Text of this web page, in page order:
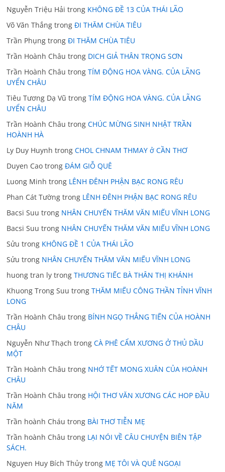
Nguyễn Triệu Hải trong KHÔNG ĐỀ 13 CỦA THÁI LÃO
Võ Văn Thắng trongĐI THĂM CHÙA TIÊU
Trần Phụng trongĐI THĂM CHÙA TIÊU
Trần Hoành Châu trong DICH GIẢ THÂN TRỌNG SƠN
Trần Hoành Châu trongTÍM ĐỘNG HOA VÀNG. CỦA LÃNG
UYỂN CHÂU
Tiêu Tương Dạ Vũ trongTÍM ĐỘNG HOA VÀNG. CỦA LÃNG
UYỂN CHÂU
Trần Hoành Châu trongCHÚC MỪNG SINH NHẬT TRẦN
HOÀNH HÀ
Ly Duy Huynh trongCHOL CHNAM THMAY ở CẦN THƠ
Duyen Cao trongĐÁM GIỖ QUÊ
Luong Minh trong LÊNH ĐÊNH PHẬN BẠC RONG RÊU
Phan Cát Tường trong LÊNH ĐÊNH PHẬN BẠC RONG RÊU
Bacsi Suu trong NHÂN CHUYẾN THĂM VĂN MIẾU VĨNH LONG
Bacsi Suu trong NHÂN CHUYẾN THĂM VĂN MIẾU VĨNH LONG
Sửu trong KHÔNG ĐỀ 1 CỦA THÁI LÃO
Sửu trong NHÂN CHUYẾN THĂM VĂN MIẾU VĨNH LONG
huong tran ly trongTHƯƠNG TIẾC BÀ THÂN THỊ KHÁNH
Khuong Trong Suu trongTHĂM MIẾU CÔNG THẦN TỈNH VĨNH
LONG
Trần Hoành Châu trong BÍNH NGỌ THẲNG TIẾN CỦA HOÀNH
CHÂU
Nguyễn Như Thạch trongCÀ PHÊ CẨM XƯƠNG Ở THỦ DẦU
MỘT
Trần Hoành Châu trong NHỚ TẾT MONG XUÂN CỦA HOÀNH
CHÂU
Trần Hoành Châu trong HỘI THƠ VĂN XƯƠNG CÁC HOP ĐẦU
NĂM
Trần hoành Cháu trong BÀI THƠ TIỄN MẸ
Trần hoành Châu trong LẠI NÓI VỀ CÂU CHUYỆN BIÊN TẬP
SÁCH.
Nguyen Huy Bích Thủy trong MẸ TÔI VÀ QUÊ NGOẠI